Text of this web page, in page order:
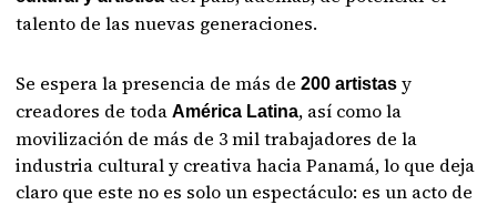
talento de las nuevas generaciones.
Se espera la presencia de más de200 artistas y
creadores de todaAmérica Latina, así como la
movilización de más de 3 mil trabajadores de la
industria cultural y creativa hacia Panamá, lo que deja
claro que este no es solo un espectáculo: es un acto de